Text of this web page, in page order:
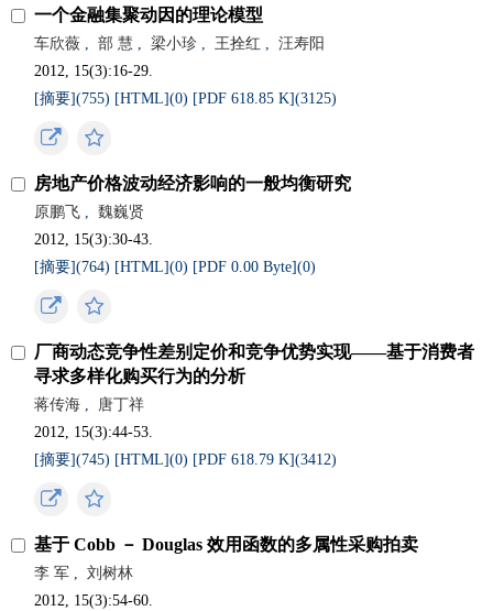
一个金融集聚动因的理论模型
车欣薇 , 部 慧 , 梁小珍 , 王拴红 ,
汪寿阳
2012, 15(3):16-29.
[摘要](755) [HTML](0) [PDF 618.85 K](3125)
房地产价格波动经济影响的一般均衡研究
原鹏飞 ,
魏巍贤
2012, 15(3):30-43.
[摘要](764) [HTML](0) [PDF 0.00 Byte](0)
厂商动态竞争性差别定价和竞争优势实现——基于消费者
寻求多样化购买行为的分析
蒋传海 ,
唐丁祥
2012, 15(3):44-53.
[摘要](745) [HTML](0) [PDF 618.79 K](3412)
基于 Cobb － Douglas 效用函数的多属性采购拍卖
李 军 ,
刘树林
2012, 15(3):54-60.